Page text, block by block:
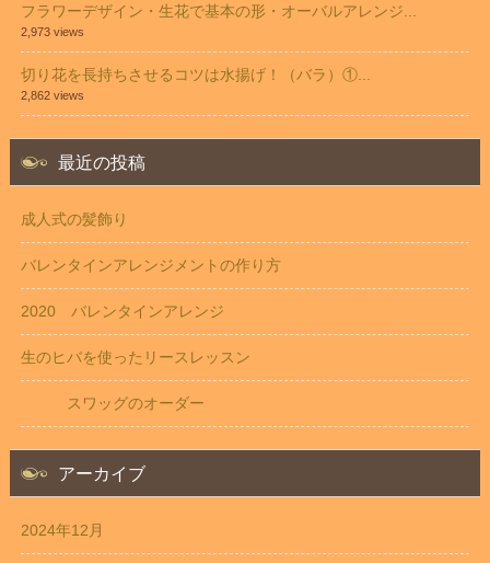
フラワーデザイン・生花で基本の形・オーバルアレンジ...
2,973 views
切り花を長持ちさせるコツは水揚げ！（バラ）①...
2,862 views
最近の投稿
成人式の髪飾り
バレンタインアレンジメントの作り方
2020 バレンタインアレンジ
生のヒバを使ったリースレッスン
スワッグのオーダー
アーカイブ
2024年12月